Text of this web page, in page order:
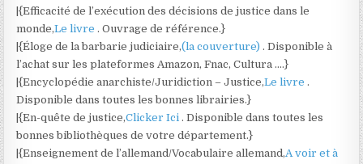
|{Efficacité de l’exécution des décisions de justice dans le
monde,Le livre. Ouvrage de référence.}
|{Éloge de la barbarie judiciaire,(la couverture). Disponible à
l’achat sur les plateformes Amazon, Fnac, Cultura ….}
|{Encyclopédie anarchiste/Juridiction – Justice,Le livre.
Disponible dans toutes les bonnes librairies.}
|{En-quête de justice,Clicker Ici. Disponible dans toutes les
bonnes bibliothèques de votre département.}
|{Enseignement de l’allemand/Vocabulaire allemand,A voir et à